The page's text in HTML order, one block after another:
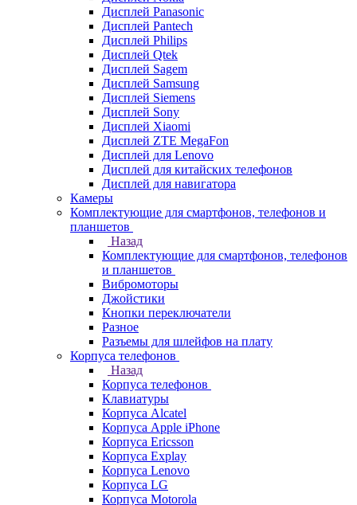
Дисплей Panasonic
Дисплей Pantech
Дисплей Philips
Дисплей Qtek
Дисплей Sagem
Дисплей Samsung
Дисплей Siemens
Дисплей Sony
Дисплей Xiaomi
Дисплей ZTE MegaFon
Дисплей для Lenovo
Дисплей для китайских телефонов
Дисплей для навигатора
Камеры
Комплектующие для смартфонов, телефонов и
планшетов
Назад
Комплектующие для смартфонов, телефонов
и планшетов
Вибромоторы
Джойстики
Кнопки переключатели
Разное
Разъемы для шлейфов на плату
Корпуса телефонов
Назад
Корпуса телефонов
Клавиатуры
Корпуса Alcatel
Корпуса Apple iPhone
Корпуса Ericsson
Корпуса Explay
Корпуса Lenovo
Корпуса LG
Корпуса Motorola